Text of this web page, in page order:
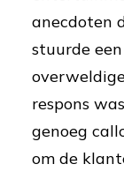
anecdoten
stuurde
respons
genoeg
om de